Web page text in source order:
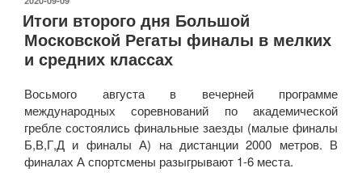
Итоги второго дня Большой
Московской Регаты финалы в мелких
и средних классах
Восьмого августа в вечерней программе
международных соревнований по академической
гребле состоялись финальные заезды (малые финалы
Б,В,Г,Д и финалы А) на дистанции 2000 метров. В
финалах А спортсмены разыгрывают 1-6 места.